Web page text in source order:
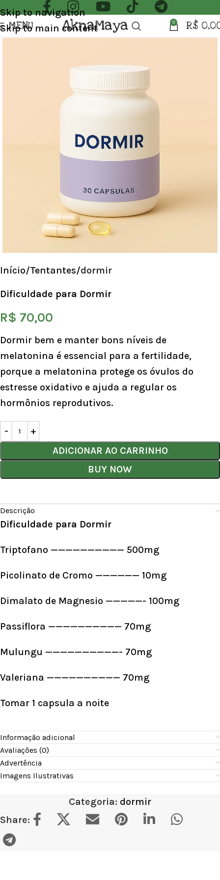
Skip to navigation
Skip to main content
MENU 0 R$
Início Tentantes dormir
Dificuldade para Dormir
R$ 70,00
Dormir bem e manter bons níveis de
melatonina é essencial para a fertilidade,
porque a melatonina protege os óvulos do
estresse oxidativo e ajuda a regular os
hormônios reprodutivos.
ADICIONAR AO CARRINHO
BUY NOW
Descrição
Dificuldade para Dormir
Triptofano —————————— 500mg
Picolinato de Cromo —————— 10mg
Dimalato de Magnesio —————- 100mg
Passiflora —————————— 70mg
Mulungu ——————————- 70mg
Valeriana —————————— 70mg
Tomar 1 capsula a noite
Informação adicional
Avaliações (0)
Advertência
Imagens Ilustrativas
Categoria: dormir
Share: